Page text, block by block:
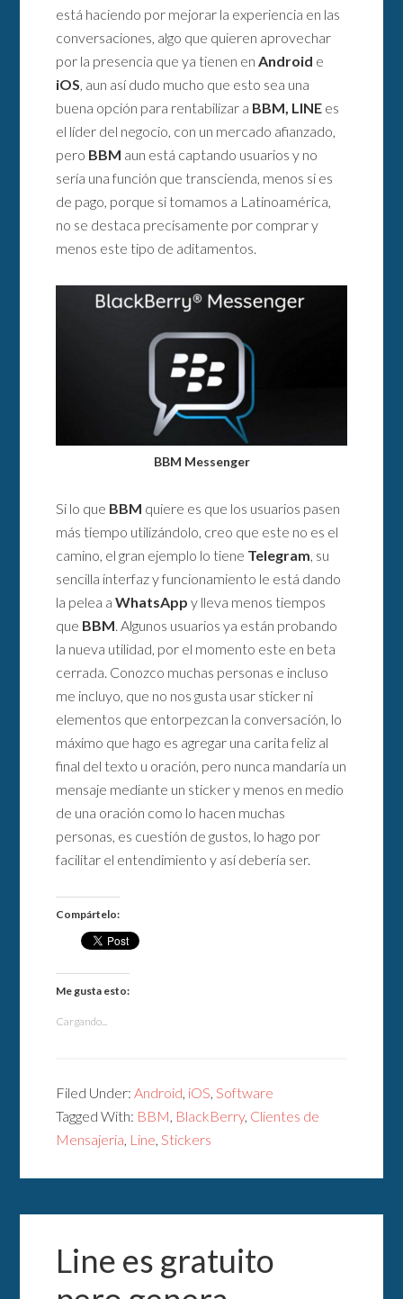
está haciendo por mejorar la experiencia en las
conversaciones, algo que quieren aprovechar
por la presencia que ya tienen enAndroid e
iOS, aun así dudo mucho que esto sea una
buena opción para rentabilizar a BBM, LINE es
el líder del negocio, con un mercado afianzado,
pero BBM aun está captando usuarios y no
sería una función que transcienda, menos si es
de pago, porque si tomamos a Latinoamérica,
no se destaca precisamente por comprar y
menos este tipo de aditamentos.
BBM Messenger
Si lo que BBM quiere es que los usuarios pasen
más tiempo utilizándolo, creo que este no es el
camino, el gran ejemplo lo tiene Telegram , su
sencilla interfaz y funcionamiento le está dando
la pelea aWhatsApp y lleva menos tiempos
que BBM . Algunos usuarios ya están probando
la nueva utilidad, por el momento este en beta
cerrada. Conozco muchas personas e incluso
me incluyo, que no nos gusta usar sticker ni
elementos que entorpezcan la conversación, lo
máximo que hago es agregar una carita feliz al
final del texto u oración, pero nunca mandaría un
mensaje mediante un sticker y menos en medio
de una oración como lo hacen muchas
personas, es cuestión de gustos, lo hago por
facilitar el entendimiento y así debería ser.
Compártelo:
Me gusta esto:
Cargando...
Filed Under: Android iOS Software
Tagged With: BBM BlackBerry, Clientes de
Mensajeria Line Stickers
Line es gratuito